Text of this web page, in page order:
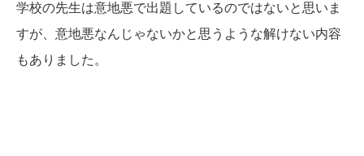
学校の先生は意地悪で出題しているのではないと思いま
すが、意地悪なんじゃないかと思うような解けない内容
もありました。